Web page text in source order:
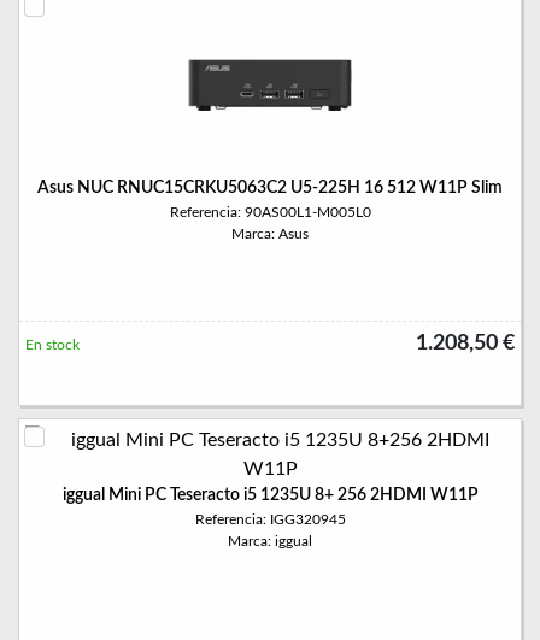
Asus NUC RNUC15CRKU5063C2 U5-225H 16 512 W11P Slim
Referencia: 90AS00L1-M005L0
Marca: Asus
1.208,50 €
En stock
iggual Mini PC Teseracto i5 1235U 8+ 256 2HDMI W11P
Referencia: IGG320945
Marca: iggual